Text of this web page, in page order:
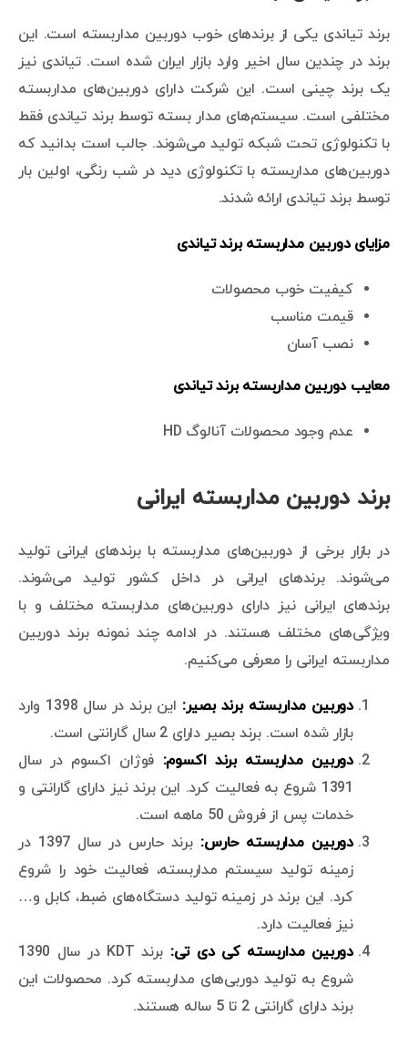
برند تیاندی یکی از برندهای خوب دوربین مداربسته است. این
برند در چندین سال اخیر وارد بازار ایران شده است. تیاندی نیز
یک برند چینی است. این شرکت دارای دوربین‌های مداربسته
مختلفی است. سیستم‌های مدار بسته توسط برند تیاندی فقط
با تکنولوژی تحت شبکه تولید می‌شوند. جالب است بدانید که
دوربین‌های مداربسته با تکنولوژی دید در شب رنگی، اولین بار
توسط برند تیاندی ارائه شدند.
مزایای دوربین مداربسته برند تیاندی
کیفیت خوب محصولات
قیمت مناسب
نصب آسان
معایب دوربین مداربسته برند تیاندی
عدم وجود محصولات آنالوگ HD
برند دوربین مداربسته ایرانی
در بازار برخی از دوربین‌های مداربسته با برندهای ایرانی تولید
می‌شوند. برندهای ایرانی در داخل کشور تولید می‌شوند.
برندهای ایرانی نیز دارای دوربین‌های مداربسته مختلف و با
ویژگی‌های مختلف هستند. در ادامه چند نمونه برند دوربین
مداربسته ایرانی را معرفی می‌کنیم.
دوربین مداربسته برند بصیر:
این برند در سال 1398 وارد
بازار شده است. برند بصیر دارای 2 سال گارانتی است.
دوربین مداربسته برند اکسوم: فوژان اکسوم در سال
1391 شروع به فعالیت کرد. این برند نیز دارای گارانتی و
خدمات پس از فروش 50 ماهه است.
دوربین مداربسته حارس:
برند حارس در سال 1397 در
زمینه تولید سیستم مداربسته، فعالیت خود را شروع
کرد. این برند در زمینه تولید دستگاه‌های ضبط، کابل و…
نیز فعالیت دارد.
دوربین مداربسته کی دی تی:
برند KDT در سال 1390
شروع به تولید دوربی‌های مداربسته کرد. محصولات این
برند دارای گارانتی 2 تا 5 ساله هستند.